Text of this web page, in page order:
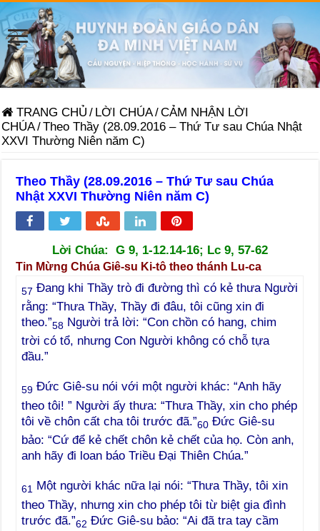
TRANG CHỦ / LỜI CHÚA/CẢM NHẬN LỜI
CHÚA/Theo Thầy (28.09.2016 – Thứ Tư sau Chúa Nhật
XXVI Thường Niên năm C)
Theo Thầy (28.09.2016 – Thứ Tư sau Chúa
Nhật XXVI Thường Niên năm C)
Lời Chúa: G 9, 1-12.14-16; Lc 9, 57-62
Tin Mừng Chúa Giê-su Ki-tô theo thánh Lu-ca
57 Đang khi Thầy trò đi đường thì có kẻ thưa Người
rằng: “Thưa Thầy, Thầy đi đâu, tôi cũng xin đi
theo.”58 Người trả lời: “Con chồn có hang, chim
trời có tổ, nhưng Con Người không có chỗ tựa
đầu.”
59 Đức Giê-su nói với một người khác: “Anh hãy
theo tôi! ” Người ấy thưa: “Thưa Thầy, xin cho phép
tôi về chôn cất cha tôi trước đã.”60 Đức Giê-su
bảo: “Cứ để kẻ chết chôn kẻ chết của họ. Còn anh,
anh hãy đi loan báo Triều Đại Thiên Chúa.”
61 Một người khác nữa lại nói: “Thưa Thầy, tôi xin
theo Thầy, nhưng xin cho phép tôi từ biệt gia đình
trước đã.”62 Đức Giê-su bảo: “Ai đã tra tay cầm